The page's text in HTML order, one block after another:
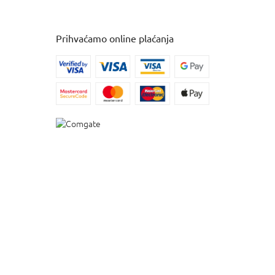
Prihvaćamo online plaćanja